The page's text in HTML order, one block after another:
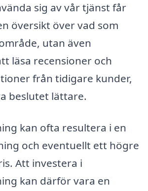
sig av vår tjänst får
översikt över vad som
utan även
läsa recensioner och
från tidigare kunder,
beslutet lättare.
kan ofta resultera i en
och eventuellt ett högre
Att investera i
kan därför vara en